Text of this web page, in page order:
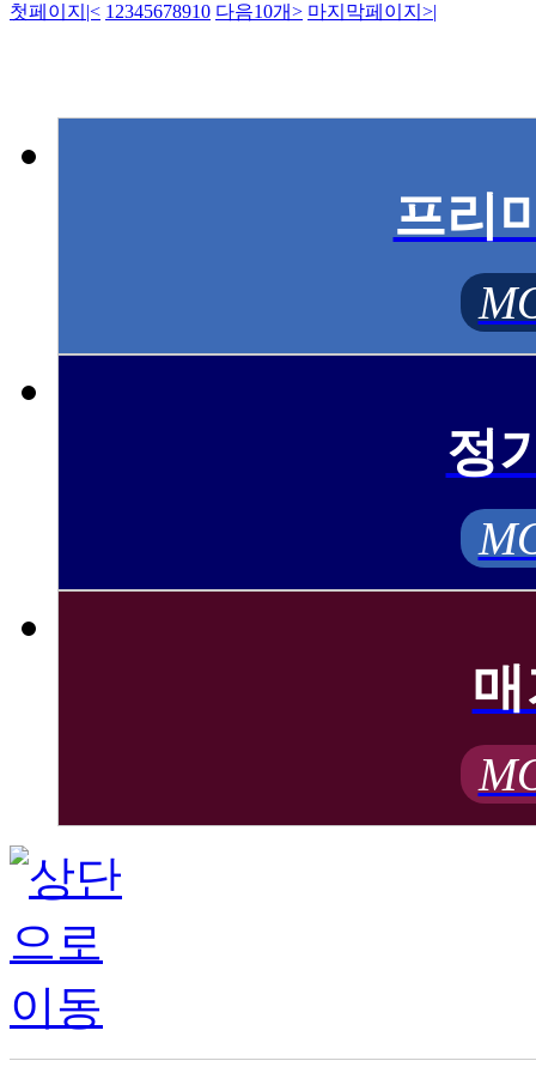
첫페이지 |< 1 2345678910 다음10개> 마지막페이지 >|
프리
정